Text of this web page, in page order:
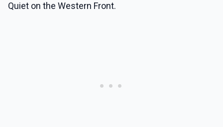
Quiet on the Western Front.